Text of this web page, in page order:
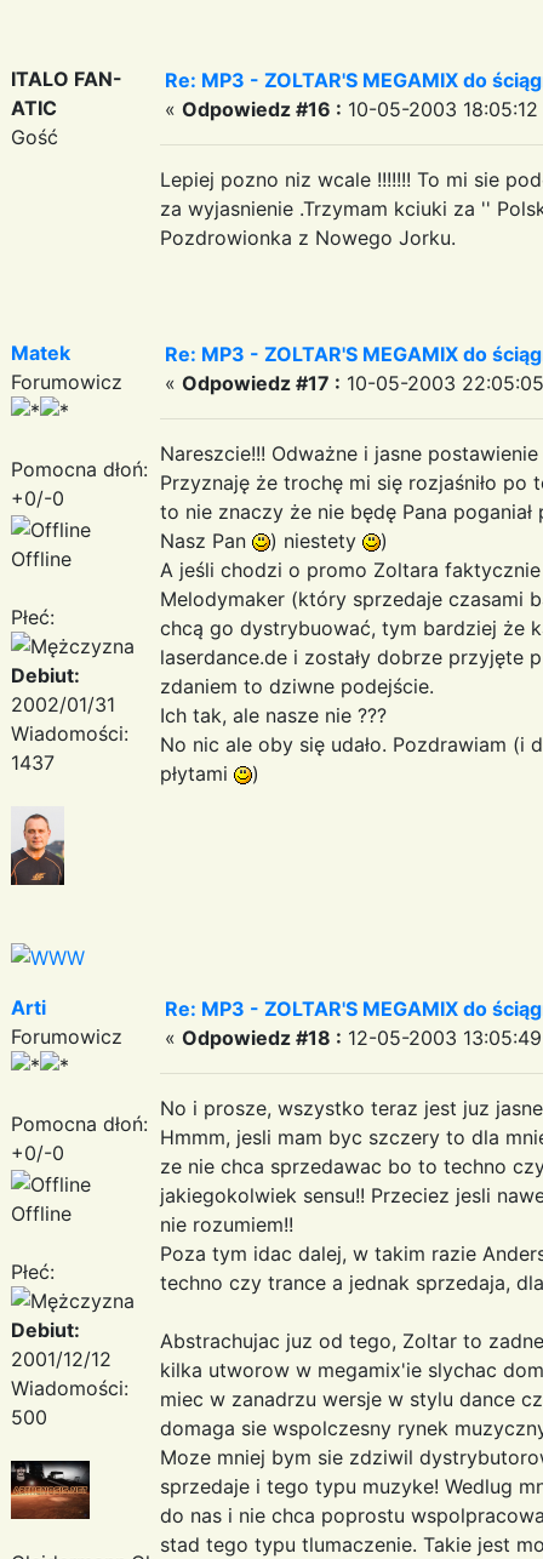
ITALO FAN-
ATIC
Gość
Re: MP3 - ZOLTAR'S MEGAMIX do
« Odpowiedz #16 : 10-05-2003 18:05:12
Lepiej pozno niz wcale !!!!!!! To mi sie
za wyjasnienie .Trzymam kciuki za ''
Pozdrowionka z Nowego Jorku.
Matek
Forumowicz
Pomocna dłoń:
+0/-0
Offline
Płeć:
Debiut:
2002/01/31
Wiadomości:
1437
Re: MP3 - ZOLTAR'S MEGAMIX do
« Odpowiedz #17 : 10-05-2003
Nareszcie!!! Odważne i jasne
Przyznaję że trochę mi się rozjaśniło
to nie znaczy że nie będę Pana
Nasz Pan
) niestety
)
A jeśli chodzi o promo Zoltara
Melodymaker (który sprzedaje czasami
chcą go dystrybuować, tym bardziej że
laserdance.de i zostały dobrze przyjęte
zdaniem to dziwne podejście.
Ich tak, ale nasze nie ???
No nic ale oby się udało. Pozdrawiam (i
płytami
)
Arti
Forumowicz
Pomocna dłoń:
+0/-0
Offline
Płeć:
Debiut:
2001/12/12
Wiadomości:
500
Re: MP3 - ZOLTAR'S MEGAMIX do
« Odpowiedz #18 : 12-05-2003
No i prosze, wszystko teraz jest juz
Hmmm, jesli mam byc szczery to dla
ze nie chca sprzedawac bo to techno
jakiegokolwiek sensu!! Przeciez jesli
nie rozumiem!!
Poza tym idac dalej, w takim razie
techno czy trance a jednak sprzedaja,
Abstrachujac juz od tego, Zoltar to
kilka utworow w megamix'ie slychac
miec w zanadrzu wersje w stylu dance
domaga sie wspolczesny rynek
Moze mniej bym sie zdziwil
sprzedaje i tego typu muzyke! Wedlug
do nas i nie chca poprostu
stad tego typu tlumaczenie. Takie jest